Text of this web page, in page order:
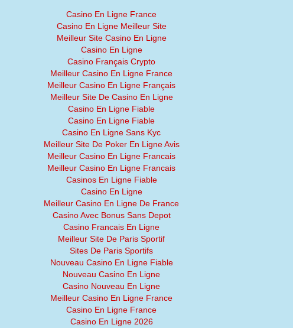
Casino En Ligne France
Casino En Ligne Meilleur Site
Meilleur Site Casino En Ligne
Casino En Ligne
Casino Français Crypto
Meilleur Casino En Ligne France
Meilleur Casino En Ligne Français
Meilleur Site De Casino En Ligne
Casino En Ligne Fiable
Casino En Ligne Fiable
Casino En Ligne Sans Kyc
Meilleur Site De Poker En Ligne Avis
Meilleur Casino En Ligne Francais
Meilleur Casino En Ligne Francais
Casinos En Ligne Fiable
Casino En Ligne
Meilleur Casino En Ligne De France
Casino Avec Bonus Sans Depot
Casino Francais En Ligne
Meilleur Site De Paris Sportif
Sites De Paris Sportifs
Nouveau Casino En Ligne Fiable
Nouveau Casino En Ligne
Casino Nouveau En Ligne
Meilleur Casino En Ligne France
Casino En Ligne France
Casino En Ligne 2026